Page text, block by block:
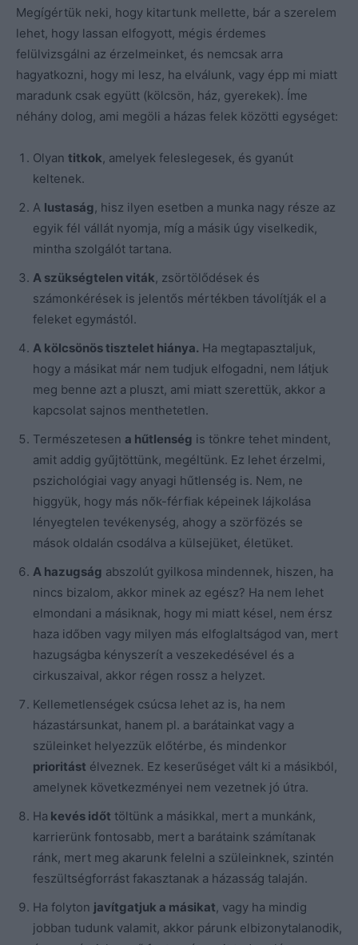
Megígértük neki, hogy kitartunk mellette, bár a szerelem
lehet, hogy lassan elfogyott, mégis érdemes
felülvizsgálni az érzelmeinket, és nemcsak arra
hagyatkozni, hogy mi lesz, ha elválunk, vagy épp mi miatt
maradunk csak együtt (kölcsön, ház, gyerekek). Íme
néhány dolog, ami megöli a házas felek közötti egységet:
Olyan titkok, amelyek feleslegesek, és gyanút
keltenek.
A lustaság, hisz ilyen esetben a munka nagy része az
egyik fél vállát nyomja, míg a másik úgy viselkedik,
mintha szolgálót tartana.
A szükségtelen viták, zsörtölődések és
számonkérések is jelentős mértékben távolítják el a
feleket egymástól.
A kölcsönös tisztelet hiánya. Ha megtapasztaljuk,
hogy a másikat már nem tudjuk elfogadni, nem látjuk
meg benne azt a pluszt, ami miatt szerettük, akkor a
kapcsolat sajnos menthetetlen.
Természetesen a hűtlenség is tönkre tehet mindent,
amit addig gyűjtöttünk, megéltünk. Ez lehet érzelmi,
pszichológiai vagy anyagi hűtlenség is. Nem, ne
higgyük, hogy más nők-férfiak képeinek lájkolása
lényegtelen tevékenység, ahogy a szörfözés se
mások oldalán csodálva a külsejüket, életüket.
A hazugság abszolút gyilkosa mindennek, hiszen, ha
nincs bizalom, akkor minek az egész? Ha nem lehet
elmondani a másiknak, hogy mi miatt késel, nem érsz
haza időben vagy milyen más elfoglaltságod van, mert
hazugságba kényszerít a veszekedésével és a
cirkuszaival, akkor régen rossz a helyzet.
Kellemetlenségek csúcsa lehet az is, ha nem
házastársunkat, hanem pl. a barátainkat vagy a
szüleinket helyezzük előtérbe, és mindenkor
prioritást élveznek. Ez keserűséget vált ki a másikból,
amelynek következményei nem vezetnek jó útra.
Ha kevés időt töltünk a másikkal, mert a munkánk,
karrierünk fontosabb, mert a barátaink számítanak
ránk, mert meg akarunk felelni a szüleinknek, szintén
feszültségforrást fakasztanak a házasság talaján.
Ha folyton javítgatjuk a másikat, vagy ha mindig
jobban tudunk valamit, akkor párunk elbizonytalanodik,